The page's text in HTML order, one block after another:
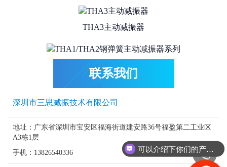
THA3主动减振器
THA1/THA2钢弹簧主动减振器系列
THA2主动减振器
联系我们
深圳市三思减振技术有限公司
地址：广东省深圳市宝安区福海街道建安路36号福盈第二工业区
A3栋1层
手机：13826540336
可以介绍下你们的产品么？